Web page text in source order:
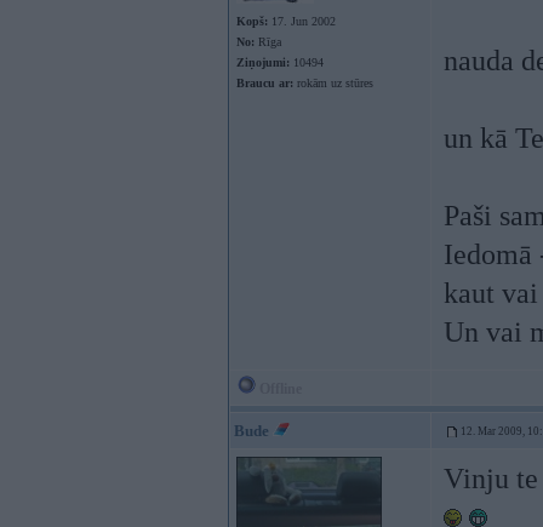
Kopš: 17. Jun 2002
No: Rīga
Ziņojumi: 10494
Braucu ar: rokām uz stūres
nauda
un kā
Paši
Iedomā
kaut vai
Un vai
Bude 12. Mar 2009,
Vinju te